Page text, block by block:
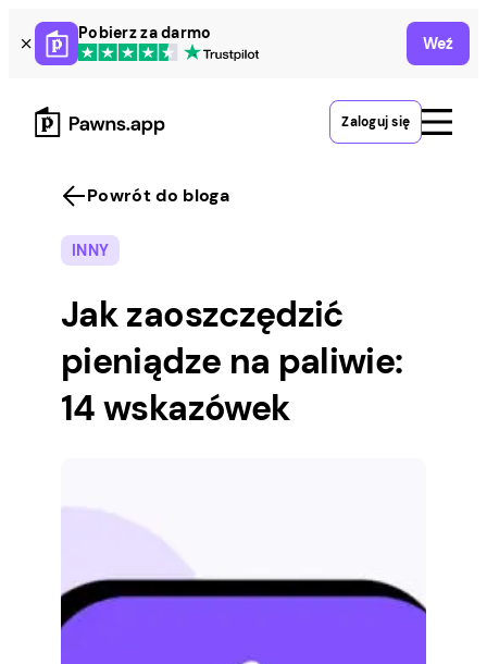
Skip
to
content
Pobierz za darmo
Weź
Zaloguj się
Powrót do bloga
INNY
Jak zaoszczędzić
pieniądze na paliwie:
14 wskazówek